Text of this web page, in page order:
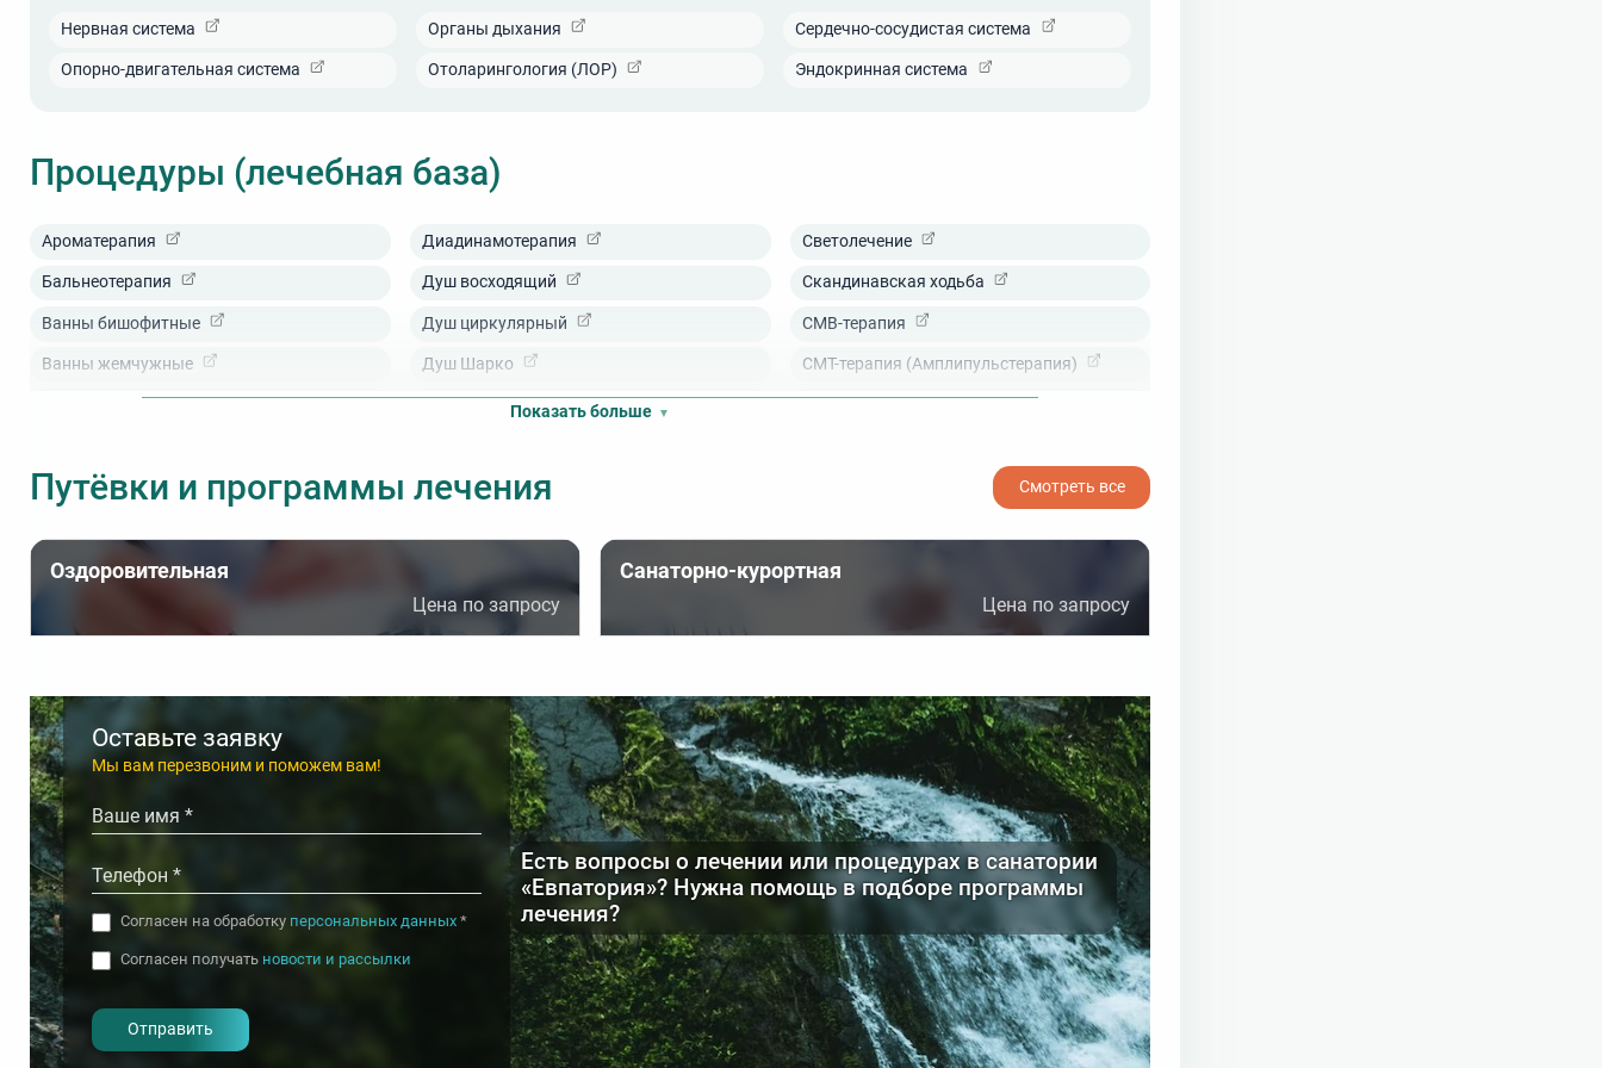
Нервная система
Опорно-двигательная система
Органы дыхания
Отоларингология (ЛОР)
Сердечно-сосудистая система
Эндокринная система
Процедуры (лечебная база)
Ароматерапия
Бальнеотерапия
Ванны бишофитные
Ванны жемчужные
Ванны йодобромные
Ванны нафталановые
Ванны хвойные
Дарсонвализация
Диадинамотерапия
Душ восходящий
Душ циркулярный
Душ Шарко
Ингаляции с минеральной водой
Климатотерапия
ЛФК (лечебная физкультура)
Магнито-лазерная терапия
Массаж общий
Светолечение
Скандинавская ходьба
СМВ-терапия
СМТ-терапия (Амплипульстерапия)
Терренкур
Электрогрязь (электрогрязелечение)
Показать больше
Путёвки и программы лечения Смотреть все
Оздоровительная
Цена по запросу
Санаторно-курортная
Цена по запросу
Есть вопросы о лечении или процедурах в санатории
«Евпатория»? Нужна помощь в подборе программы
лечения?
Оставьте заявку
Мы вам перезвоним и поможем вам!
Согласен на обработку персональных данных *
Согласен получать новости и рассылки